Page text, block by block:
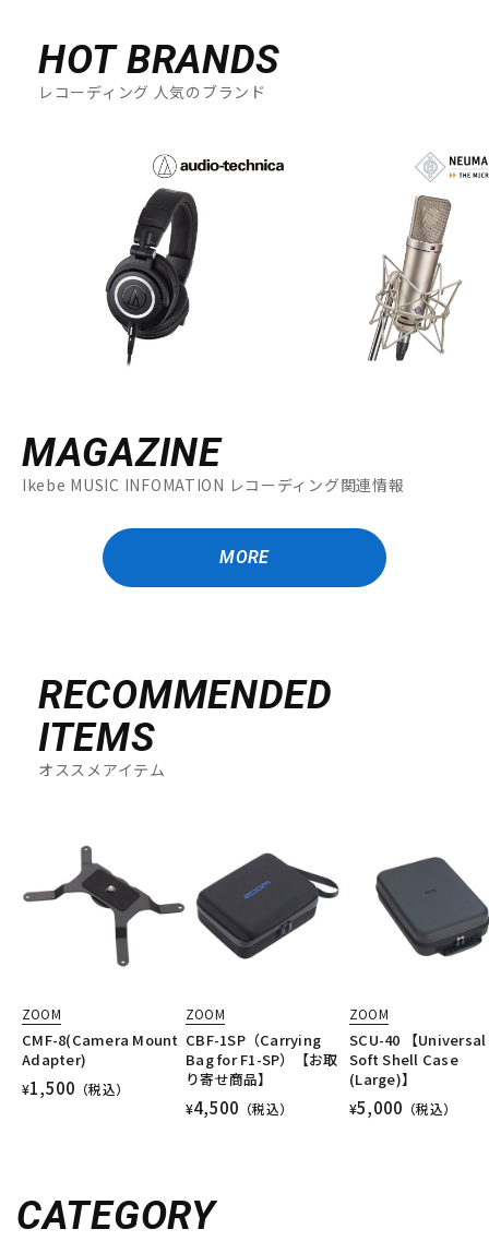
HOT BRANDS
レコーディング 人気のブランド
MAGAZINE
Ikebe MUSIC INFOMATION レコーディング関連情報
MORE
RECOMMENDED
ITEMS
オススメアイテム
ZOOM
CMF-8(Camera Mount
Adapter)
¥1,500 （税込）
ZOOM
CBF-1SP（Carrying
Bag for F1-SP）【お取
り寄せ商品】
¥4,500 （税込）
ZOOM
SCU-40 【Universal
Soft Shell Case
(Large)】
¥5,000 （税込）
CATEGORY